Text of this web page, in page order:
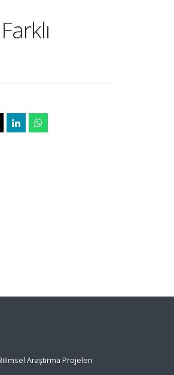
Araştırma Projeleri